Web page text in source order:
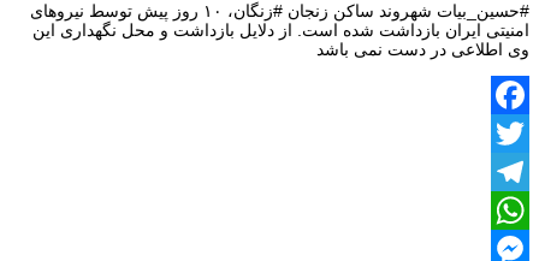
#حسین_بیات شهروند ساکن زنجان #زنگان، ۱۰ روز پیش توسط نیروهای
امنیتی ایران بازداشت شده است. از دلایل بازداشت و محل نگهداری این
وی اطلاعی در دست نمی باشد
Facebook
Twitter
Telegram
WhatsApp